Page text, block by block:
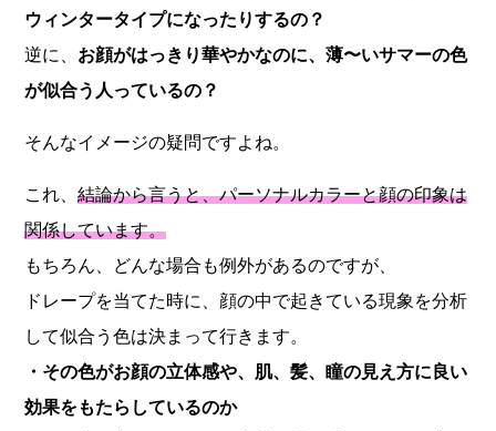
ウィンタータイプになったりするの？
逆に、 お顔がはっきり華やかなのに、薄〜いサマーの色
が似合う人っているの？
そんなイメージの疑問ですよね。
これ、結論から言うと、パーソナルカラーと顔の印象は
関係しています。
もちろん、どんな場合も例外があるのですが、
ドレープを当てた時に、顔の中で起きている現象を分析
して似合う色は決まって行きます。
・その色がお顔の立体感や、肌、髪、瞳の見え方に良い
効果をもたらしているのか